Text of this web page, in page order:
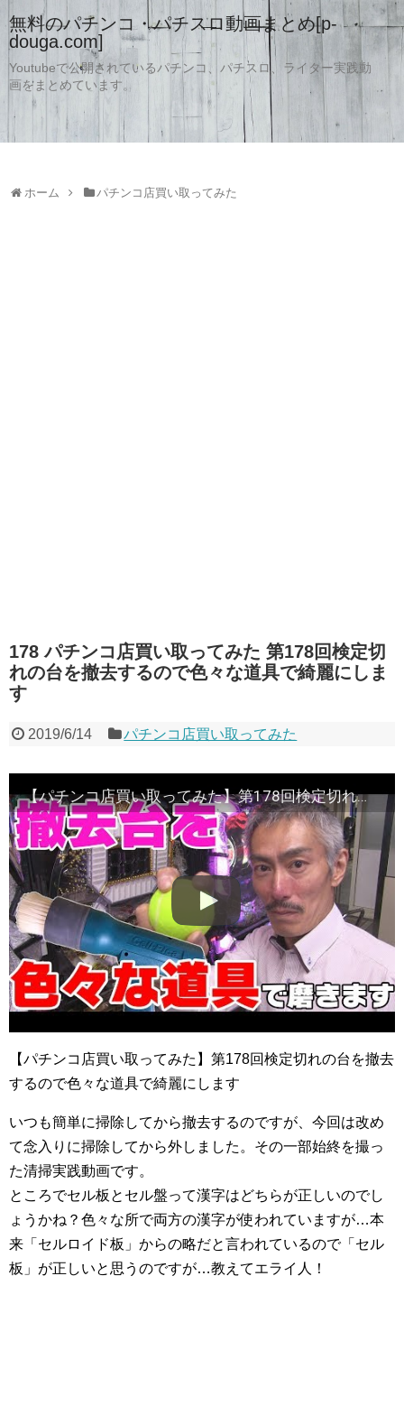
無料のパチンコ・パチスロ動画まとめ[p-
douga.com]
Youtubeで公開されているパチンコ、パチスロ、ライター実践動
画をまとめています。
ホーム パチンコ店買い取ってみた
178 パチンコ店買い取ってみた 第178回検定切
れの台を撤去するので色々な道具で綺麗にしま
す
2019/6/14 パチンコ店買い取ってみた
【パチンコ店買い取ってみた】第178回検定切れの台を撤去するので色々な道具で綺麗にします
【パチンコ店買い取ってみた】第178回検定切れの台を撤去
するので色々な道具で綺麗にします
いつも簡単に掃除してから撤去するのですが、今回は改め
て念入りに掃除してから外しました。その一部始終を撮っ
た清掃実践動画です。
ところでセル板とセル盤って漢字はどちらが正しいのでし
ょうかね？色々な所で両方の漢字が使われていますが…本
来「セルロイド板」からの略だと言われているので「セル
板」が正しいと思うのですが…教えてエライ人！